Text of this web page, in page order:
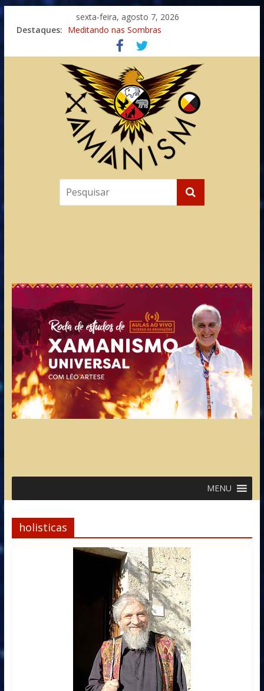
sexta-feira, agosto 7, 2026
Destaques: Meditando nas Sombras
Autosuficiência: A Jornada do Espírito Ancestral
Xamanismo Universal
Totens – Caminho Espiritual – Crescimento
Imaginação na Cura
MENU
holisticas